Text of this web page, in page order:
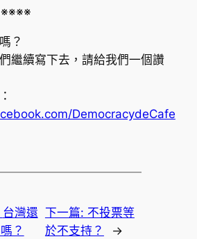
？
繼續寫下去，請給我們一個讚
DemocracydeCafe
台灣還
？
下一篇: 不投票等
於不支持？
→